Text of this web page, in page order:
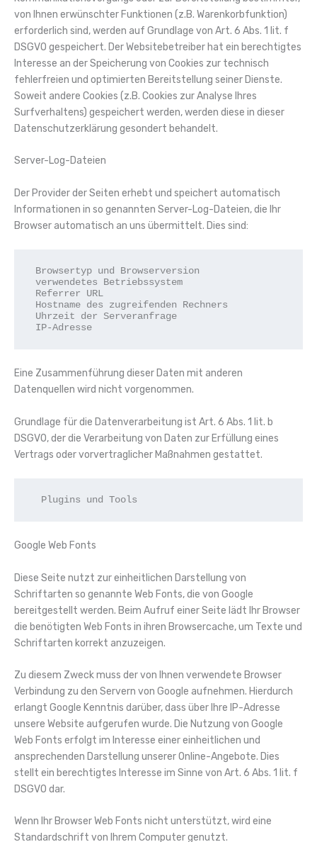
von Ihnen erwünschter Funktionen (z.B. Warenkorbfunktion)
erforderlich sind, werden auf Grundlage von Art. 6 Abs. 1 lit. f
DSGVO gespeichert. Der Websitebetreiber hat ein berechtigtes
Interesse an der Speicherung von Cookies zur technisch
fehlerfreien und optimierten Bereitstellung seiner Dienste.
Soweit andere Cookies (z.B. Cookies zur Analyse Ihres
Surfverhaltens) gespeichert werden, werden diese in dieser
Datenschutzerklärung gesondert behandelt.
Server-Log-Dateien
Der Provider der Seiten erhebt und speichert automatisch
Informationen in so genannten Server-Log-Dateien, die Ihr
Browser automatisch an uns übermittelt. Dies sind:
verwendetes Betriebssystem
IP-Adresse
Eine Zusammenführung dieser Daten mit anderen
Datenquellen wird nicht vorgenommen.
Grundlage für die Datenverarbeitung ist Art. 6 Abs. 1 lit. b
DSGVO, der die Verarbeitung von Daten zur Erfüllung eines
Vertrags oder vorvertraglicher Maßnahmen gestattet.
  Plugins und Tools
Google Web Fonts
Diese Seite nutzt zur einheitlichen Darstellung von
Schriftarten so genannte Web Fonts, die von Google
bereitgestellt werden. Beim Aufruf einer Seite lädt Ihr Browser
die benötigten Web Fonts in ihren Browsercache, um Texte und
Schriftarten korrekt anzuzeigen.
Zu diesem Zweck muss der von Ihnen verwendete Browser
Verbindung zu den Servern von Google aufnehmen. Hierdurch
erlangt Google Kenntnis darüber, dass über Ihre IP-Adresse
unsere Website aufgerufen wurde. Die Nutzung von Google
Web Fonts erfolgt im Interesse einer einheitlichen und
ansprechenden Darstellung unserer Online-Angebote. Dies
stellt ein berechtigtes Interesse im Sinne von Art. 6 Abs. 1 lit. f
DSGVO dar.
Wenn Ihr Browser Web Fonts nicht unterstützt, wird eine
Standardschrift von Ihrem Computer genutzt.